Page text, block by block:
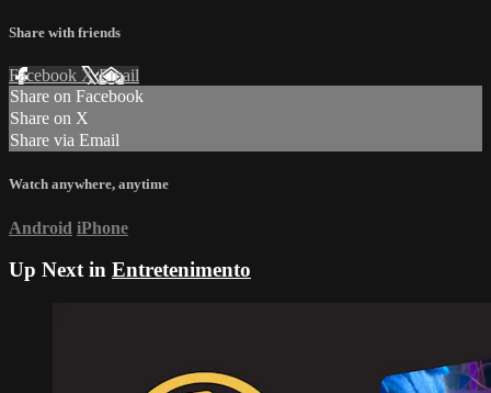
Share with friends
Facebook XEmail
Share on Facebook
Share on X
Share via Email
Watch anywhere, anytime
Android iPhone
Up Next in Entretenimento